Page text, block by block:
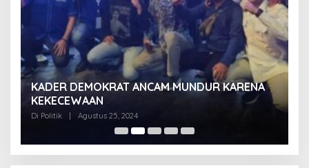
KADER DEMOKRAT ANCAM MUNDUR KARENA
KEKECEWAAN
Di Politik Agustus 25, 2024